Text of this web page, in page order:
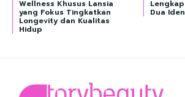
Wellness Khusus Lansia
yang Fokus Tingkatkan
Longevity dan Kualitas
Hidup
Dua